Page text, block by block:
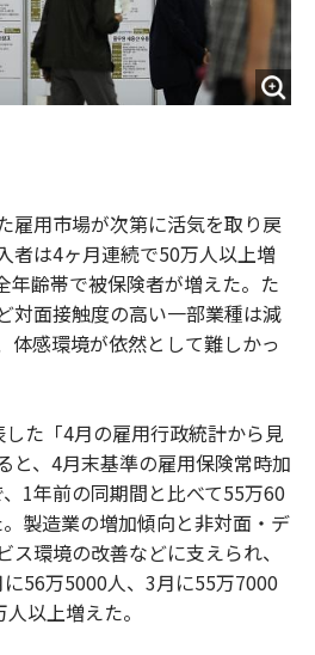
雇用市場が次第に活気を取り戻
者は4ヶ月連続で50万人以上増
年齢帯で被保険者が増えた。た
対面接触度の高い一部業種は減
体感環境が依然として難しかっ
た「4月の雇用行政統計から見
と、4月末基準の雇用保険常時加
1年前の同期間と比べて55万60
製造業の増加傾向と非対面・デ
環境の改善などに支えられ、
56万5000人、3月に55万7000
以上増えた。